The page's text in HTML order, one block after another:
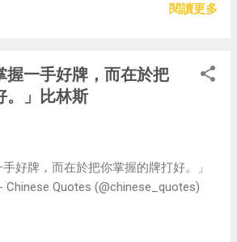
閱讀更多
握一手好牌，而在於把
。」比林斯
手好牌，而在於把你掌握的牌打好。」
Quotes (@chinese_quotes)